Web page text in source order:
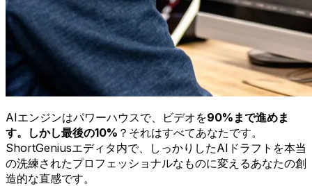
AIエンジンはパワーハウスで、ビデオを90% まで進めま
す。しかし最後の10% ？それはすべてあなたです。
ShortGeniusエディタ内で、しっかりしたAIドラフトを本当
の洗練されたプロフェッショナルなものに変えるあなたの創
造的な直感です。